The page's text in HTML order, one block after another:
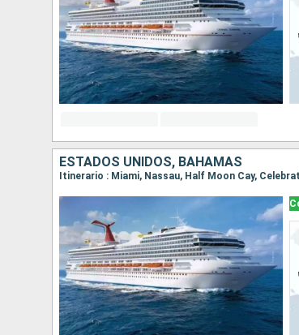
ESTADOS UNIDOS, BAHAMAS
Itinerario : Miami, Nassau, Half Moon Cay,